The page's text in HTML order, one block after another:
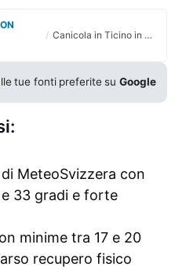
/ Canicola in Ticino in arrivo con temperature oltre la norma e rischi prolungati per la salute
tue fonti preferite suGoogle
MeteoSvizzera con
33 gradi e forte
minime tra 17 e 20
recupero fisico